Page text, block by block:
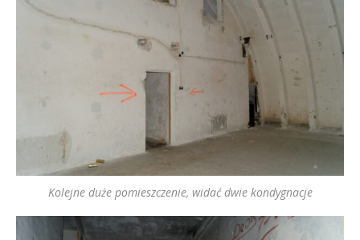
Kolejne duże pomieszczenie, widać dwie kondygnacje